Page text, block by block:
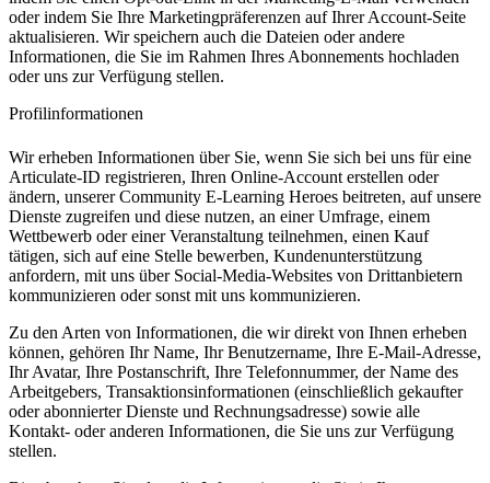
oder indem Sie Ihre Marketingpräferenzen auf Ihrer Account-Seite
aktualisieren. Wir speichern auch die Dateien oder andere
Informationen, die Sie im Rahmen Ihres Abonnements hochladen
oder uns zur Verfügung stellen.
Profilinformationen
Wir erheben Informationen über Sie, wenn Sie sich bei uns für eine
Articulate-ID registrieren, Ihren Online-Account erstellen oder
ändern, unserer Community E-Learning Heroes beitreten, auf unsere
Dienste zugreifen und diese nutzen, an einer Umfrage, einem
Wettbewerb oder einer Veranstaltung teilnehmen, einen Kauf
tätigen, sich auf eine Stelle bewerben, Kundenunterstützung
anfordern, mit uns über Social-Media-Websites von Drittanbietern
kommunizieren oder sonst mit uns kommunizieren.
Zu den Arten von Informationen, die wir direkt von Ihnen erheben
können, gehören Ihr Name, Ihr Benutzername, Ihre E-Mail-Adresse,
Ihr Avatar, Ihre Postanschrift, Ihre Telefonnummer, der Name des
Arbeitgebers, Transaktionsinformationen (einschließlich gekaufter
oder abonnierter Dienste und Rechnungsadresse) sowie alle
Kontakt- oder anderen Informationen, die Sie uns zur Verfügung
stellen.